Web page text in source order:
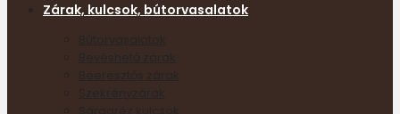
Zárak, kulcsok, bútorvasalatok
Bútorvasalatok
Bevéshető zárak
Beeresztős zárak
Szekrényzárak